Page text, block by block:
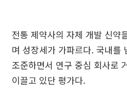
전통 제약사의 자체 개발 신약
며 성장세가 가파르다. 국내를
조준하면서 연구 중심 회사로
이끌고 있단 평가다.